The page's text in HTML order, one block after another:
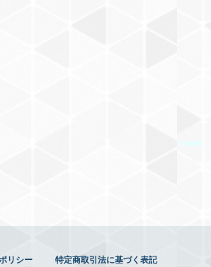
リシー 特定商取引法に基づく表記